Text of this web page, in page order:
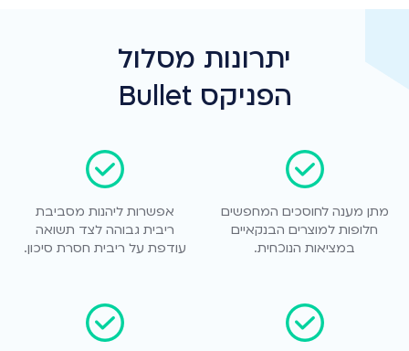
יתרונות מסלול
הפניקס Bullet
מתן מענה לחוסכים המחפשים
חלופות למוצרים הבנקאיים
במציאות הנוכחית.
אפשרות ליהנות מסביבת
ריבית גבוהה לצד תשואה
עודפת על ריבית חסרת סיכון.